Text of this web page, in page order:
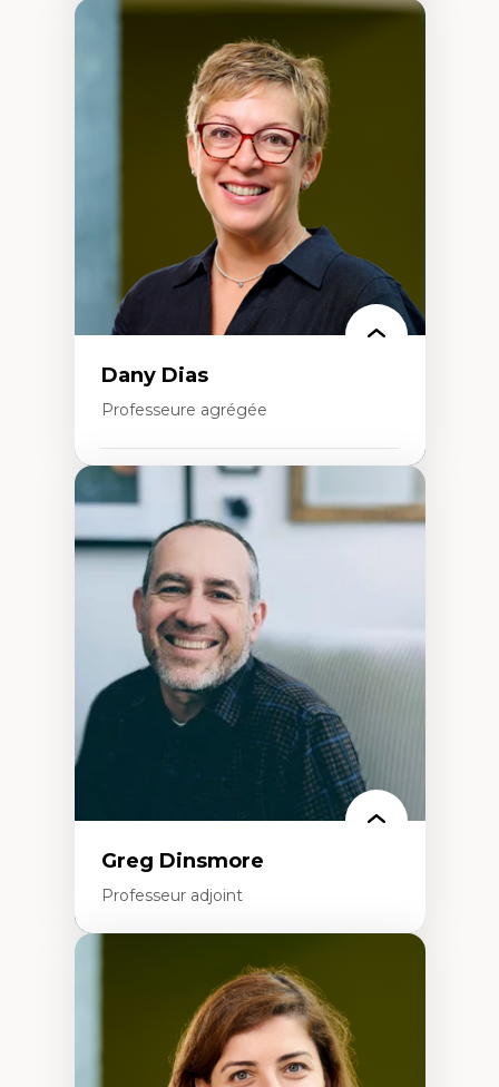
Théories du développement
Économie politique comparée
Élites économiques
Sociologie économique
Extractivisme
Classes sociales
Mouvements sociaux
Théories de l’État
Dany Dias
Professeure agrégée
Pédagogies critiques et justice sociale
Éthique relationnelle et sollicitude en
éducation
Décolonisation et autochtonisation de la
formation à l’enseignement
Littératie et didactique du français
Éducation inclusive
Formation à l’enseignement en contexte
francophone minoritaire
Identité linguistique et culturelle
Recherche-action et approches
participatives
Leadership éducatif et pratiques réflexives
Éducation durable et bien-être en
Greg Dinsmore
Professeur adjoint
Fragmentation des auditoires médiatiques
Analyse multi-plateforme des auditoires
médiatiques
Analyse des comportements numériques à
travers les données massives et l’IA